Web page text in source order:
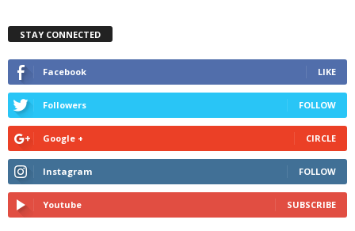
STAY CONNECTED
Facebook LIKE
Followers FOLLOW
Google + CIRCLE
Instagram FOLLOW
Youtube SUBSCRIBE